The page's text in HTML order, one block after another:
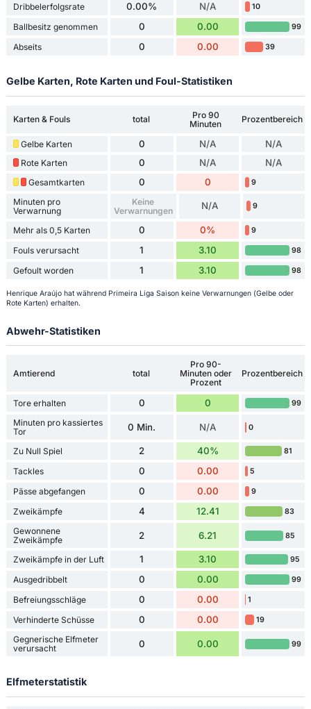
Dribbelerfolgsrate 0.00% N/A 10
Ballbesitz genommen 0 0.00 99
Abseits 0 0.00 39
Gelbe Karten, Rote Karten und Foul-Statistiken
Karten & Fouls total
Pro 90
Minuten
Prozentbereich
Gelbe Karten 0 N/A N/A
Rote Karten 0 N/A N/A
Gesamtkarten 0 0 9
Minuten pro
Verwarnung
Keine
Verwarnungen
N/A 9
Mehr als 0,5 Karten 0 0% 9
Fouls verursacht 1 3.10 98
Gefoult worden 1 3.10 98
Henrique Araújo hat während Primeira Liga Saison keine Verwarnungen (Gelbe oder
Rote Karten) erhalten.
Abwehr-Statistiken
Amtierend total
Pro 90-
Minuten oder
Prozent
Prozentbereich
Tore erhalten 0 0 99
Minuten pro kassiertes
Tor
0 Min. N/A 0
Zu Null Spiel 2 40% 81
Tackles 0 0.00 5
Pässe abgefangen 0 0.00 9
Zweikämpfe 4 12.41 83
Gewonnene
Zweikämpfe
2 6.21 85
Zweikämpfe in der Luft 1 3.10 95
Ausgedribbelt 0 0.00 99
Befreiungsschläge 0 0.00 1
Verhinderte Schüsse 0 0.00 19
Gegnerische Elfmeter
verursacht
0 0.00 99
Elfmeterstatistik